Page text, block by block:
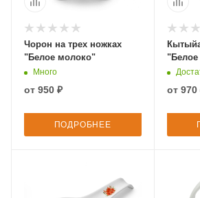
Чорон на трех ножках
"Белое молоко"
Много
от 950 ₽
ПОДРОБНЕЕ
от 970